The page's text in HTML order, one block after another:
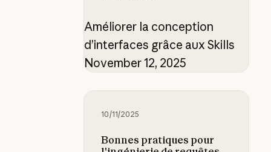
Améliorer la conception
d’interfaces grâce aux Skills
November 12, 2025
10/11/2025
Bonnes pratiques pour
Bonnes pratiques pour